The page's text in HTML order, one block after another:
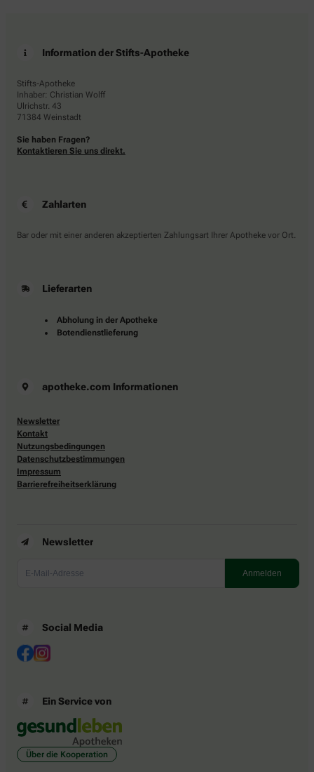
Information der Stifts-Apotheke
Stifts-Apotheke
Inhaber: Christian Wolff
Ulrichstr. 43
71384 Weinstadt
Sie haben Fragen?
Kontaktieren Sie uns direkt.
Zahlarten
Bar oder mit einer anderen akzeptierten Zahlungsart Ihrer Apotheke vor Ort.
Lieferarten
Abholung in der Apotheke
Botendienstlieferung
apotheke.com Informationen
Newsletter
Kontakt
Nutzungsbedingungen
Datenschutzbestimmungen
Impressum
Barrierefreiheitserklärung
Newsletter
Social Media
Ein Service von
Über die Kooperation